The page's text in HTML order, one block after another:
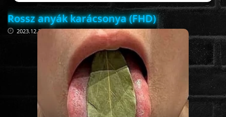
AKCIÓ
Rossz anyák karácsonya (FHD)
2023.12.27